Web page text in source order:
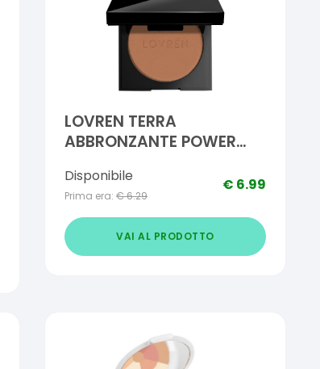
LOVREN TERRA
ABBRONZANTE POWER
Disponibile
Prima era: €6.29
€ 6.99
VAI AL PRODOTTO